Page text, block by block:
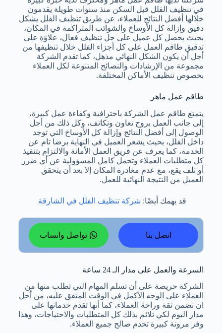
في تنظيف الفلل قبل السكن منذ سنوات طويلة يقدمون
خلالها أفضل النتائج للعملاء، عن طريق تنظيف الفلل بشكل
دقيق وإزالة كل الأوساخ والشوائب المتراكمة في المكان،
بحيث يحصل كل عميل على حل تنظيف فعال، علاوًة على
تدقيق طاقم العمل على كل أجزاء الفلل خلال تنظيفها من
أجل أن يكون الشكل النهائي مذهل، كما تقدم الشركة
مجموعة من الإرشادات والنصائح المتنوعة لكل العملاء
بخصوص تنظيف الأماكن المختلفة.
طاقم عمل ماهر
يتمتع طاقم عمل الشركة باحترافية وكفاءة عمل كبيرة،
إلى جانب العمل بروح تعاون وتكاتف، وكل ذلك من أجل
الوصول إلى أفضل النتائج وإزالة كل الأوساخ التي توجد
داخل الفلل، بحيث يشعر العميل في النهاية برضا تام عن
الخدمة، كما يعرف عن فريق العمل الأمانة والالتزام بتنفيذ
كل متطلبات العملاء وتحمل كامل المسؤولية عن أي ضرر
أو تلف يقع، مع عدم مغادرة المكان إلا بعد أن يتحقق
العميل من النتيجة النهائية للعمل.
قد يهمك أيضًا: شركة تنظيف الفلل في الشارقة
اتصل بنا تواصل واتساب
السرعة والعمل على مدار الـ 24 ساعة
الشركة حريصة على أن تسلم المهام التي تطلب منها من
العملاء على الوجه الأكمل في الوقت المتفق عليه، من أجل
ان تضمن ثقة وراحة العملاء، كما أنها تقدم خدماتها على
مدار اليوم لكي تلائم بذلك كل المتطلبات والاحتياجات، وهذا
وفر مرونة كبيرة تخدم صالح جميع العملاء.